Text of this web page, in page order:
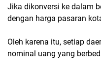
Jika dikonversi ke dalam
dengan harga pasaran
Oleh karena itu, setiap
nominal uang yang